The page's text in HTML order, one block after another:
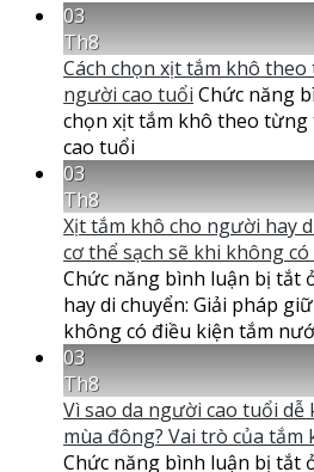
03
Th8
Cách chọn xịt tắm khô
người cao tuổi Chức năng
chọn xịt tắm khô theo
cao tuổi
03
Th8
Xịt tắm khô cho người hay
cơ thể sạch sẽ khi không
Chức năng bình luận bị tắt
hay di chuyển: Giải pháp
không có điều kiện tắm
03
Th8
Vì sao da người cao tuổi
mùa đông? Vai trò của tắm
Chức năng bình luận bị tắt